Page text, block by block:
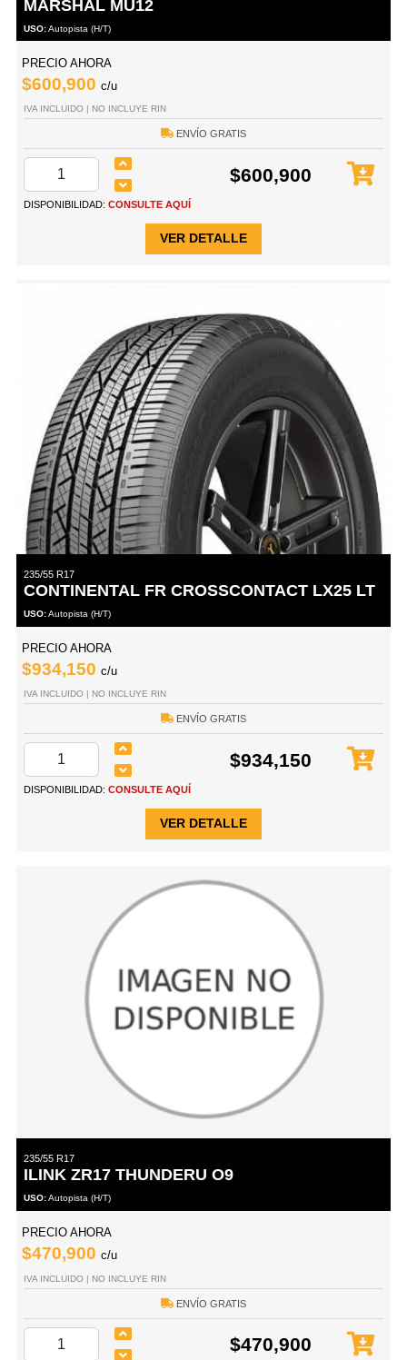
MARSHAL MU12
USO:Autopista (H/T)
PRECIO AHORA
$600,900 c/u
IVA INCLUIDO | NO INCLUYE RIN
ENVÍO GRATIS
$600,900
DISPONIBILIDAD: CONSULTE AQUÍ
VER DETALLE
235/55 R17
CONTINENTAL FR CROSSCONTACT LX25 LT
USO:Autopista (H/T)
PRECIO AHORA
$934,150 c/u
IVA INCLUIDO | NO INCLUYE RIN
ENVÍO GRATIS
$934,150
DISPONIBILIDAD: CONSULTE AQUÍ
VER DETALLE
235/55 R17
ILINK ZR17 THUNDERU O9
USO:Autopista (H/T)
PRECIO AHORA
$470,900 c/u
IVA INCLUIDO | NO INCLUYE RIN
ENVÍO GRATIS
$470,900